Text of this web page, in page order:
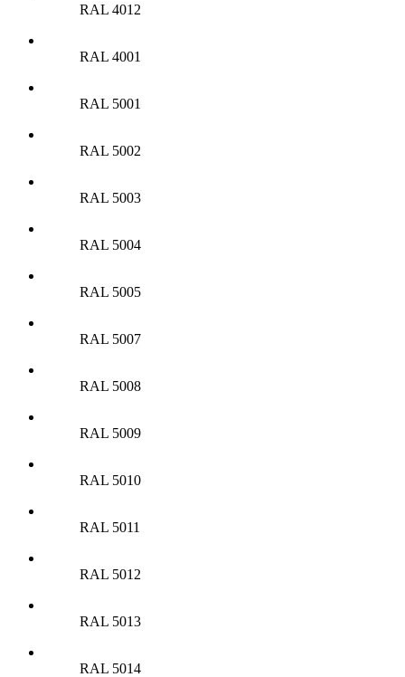
RAL 4012
RAL 4001
RAL 5001
RAL 5002
RAL 5003
RAL 5004
RAL 5005
RAL 5007
RAL 5008
RAL 5009
RAL 5010
RAL 5011
RAL 5012
RAL 5013
RAL 5014